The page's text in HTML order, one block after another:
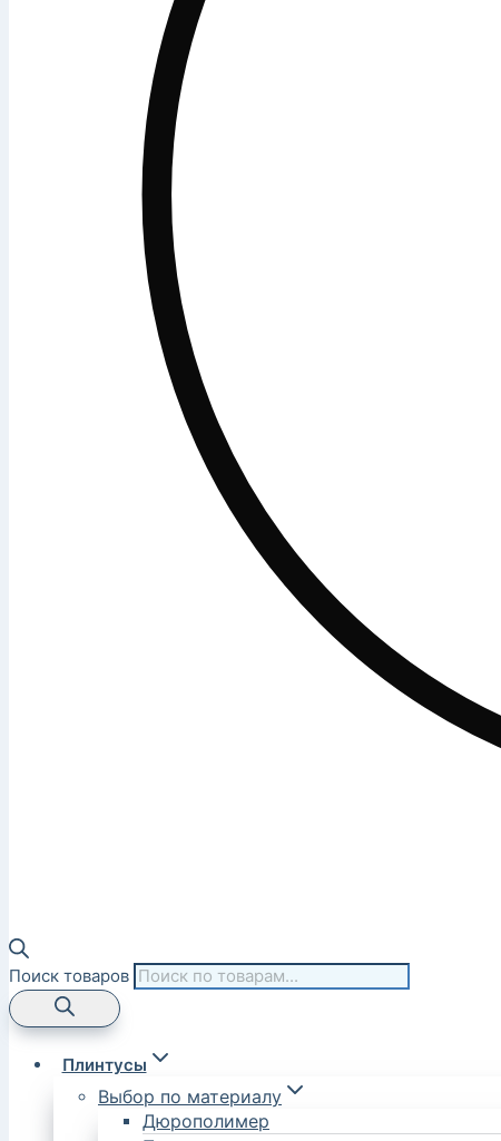
Поиск товаров
Плинтусы
Выбор по материалу
Дюрополимер